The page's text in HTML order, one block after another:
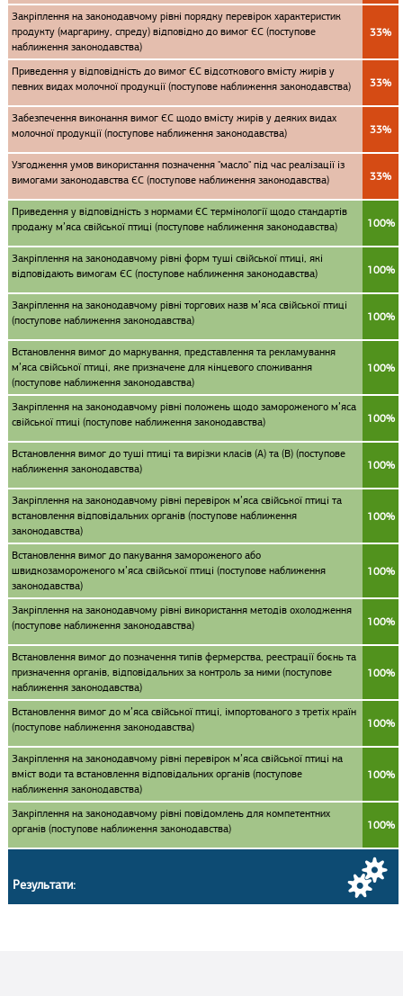
Закріплення на законодавчому рівні порядку перевірок характеристик
продукту (маргарину, спреду) відповідно до вимог ЄС (поступове
наближення законодавства)
33%
Приведення у відповідність до вимог ЄС відсоткового вмісту жирів у
певних видах молочної продукції (поступове наближення законодавства)
33%
Забезпечення виконання вимог ЄС щодо вмісту жирів у деяких видах
молочної продукції (поступове наближення законодавства)
33%
Узгодження умов використання позначення "масло" під час реалізації із
вимогами законодавства ЄС (поступове наближення законодавства)
33%
Приведення у відповідність з нормами ЄС термінології щодо стандартів
продажу м’яса свійської птиці (поступове наближення законодавства)
100%
Закріплення на законодавчому рівні форм туші свійської птиці, які
відповідають вимогам ЄС (поступове наближення законодавства)
100%
Закріплення на законодавчому рівні торгових назв м’яса свійської птиці
(поступове наближення законодавства)
100%
Встановлення вимог до маркування, представлення та рекламування
м’яса свійської птиці, яке призначене для кінцевого споживання
(поступове наближення законодавства)
100%
Закріплення на законодавчому рівні положень щодо замороженого м’яса
свійської птиці (поступове наближення законодавства)
100%
Встановлення вимог до туші птиці та вирізки класів (А) та (В) (поступове
наближення законодавства)
100%
Закріплення на законодавчому рівні перевірок м’яса свійської птиці та
встановлення відповідальних органів (поступове наближення
законодавства)
100%
Встановлення вимог до пакування замороженого або
швидкозамороженого м’яса свійської птиці (поступове наближення
законодавства)
100%
Закріплення на законодавчому рівні використання методів охолодження
(поступове наближення законодавства)
100%
Встановлення вимог до позначення типів фермерства, реестрації боєнь та
призначення органів, відповідальних за контроль за ними (поступове
наближення законодавства)
100%
Встановлення вимог до м’яса свійської птиці, імпортованого з третіх країн
(поступове наближення законодавства)
100%
Закріплення на законодавчому рівні перевірок м’яса свійської птиці на
вміст води та встановлення відповідальних органів (поступове
наближення законодавства)
100%
Закріплення на законодавчому рівні повідомлень для компетентних
органів (поступове наближення законодавства)
100%
Результати: